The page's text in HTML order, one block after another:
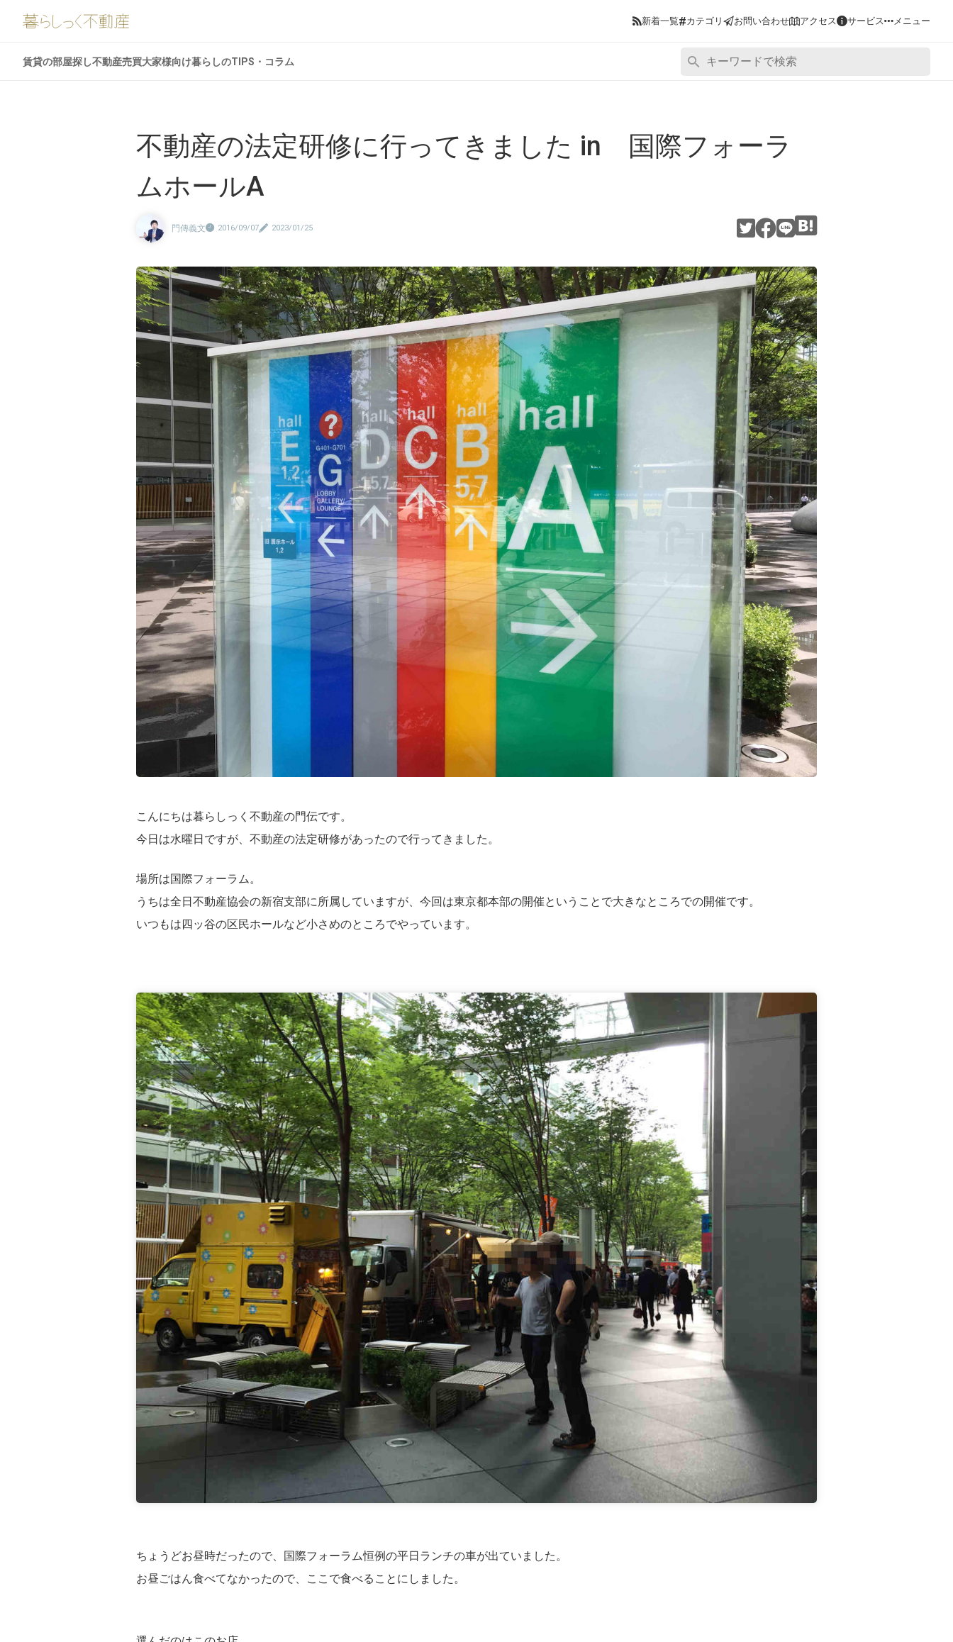
新着一覧#カテゴリ お問い合わせ アクセス サービス メニュー
賃貸の部屋探し不動産売買大家様向け暮らしのTIPS・コラム
不動産の法定研修に行ってきました in 国際フォーラ
ムホールA
門傳義文 2016/09/07 2023/01/25
こんにちは暮らしっく不動産の門伝です。
今日は水曜日ですが、不動産の法定研修があったので行ってきました。
場所は国際フォーラム。
うちは全日不動産協会の新宿支部に所属していますが、今回は東京都本部の開催ということで大きなところでの開催です。
いつもは四ッ谷の区民ホールなど小さめのところでやっています。
ちょうどお昼時だったので、国際フォーラム恒例の平日ランチの車が出ていました。
お昼ごはん食べてなかったので、ここで食べることにしました。